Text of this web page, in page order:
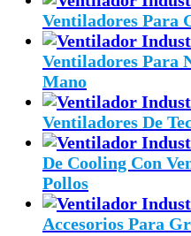
Ventiladores Para
Ventiladores Para
Mano
Ventiladores De
De Cooling Con
Pollos
Accesorios Para